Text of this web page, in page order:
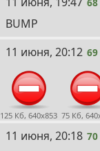
68
BUMP
69
11 июня, 20:12 69
125 Кб, 640x853 75 Кб,
70
11 июня, 20:18 70